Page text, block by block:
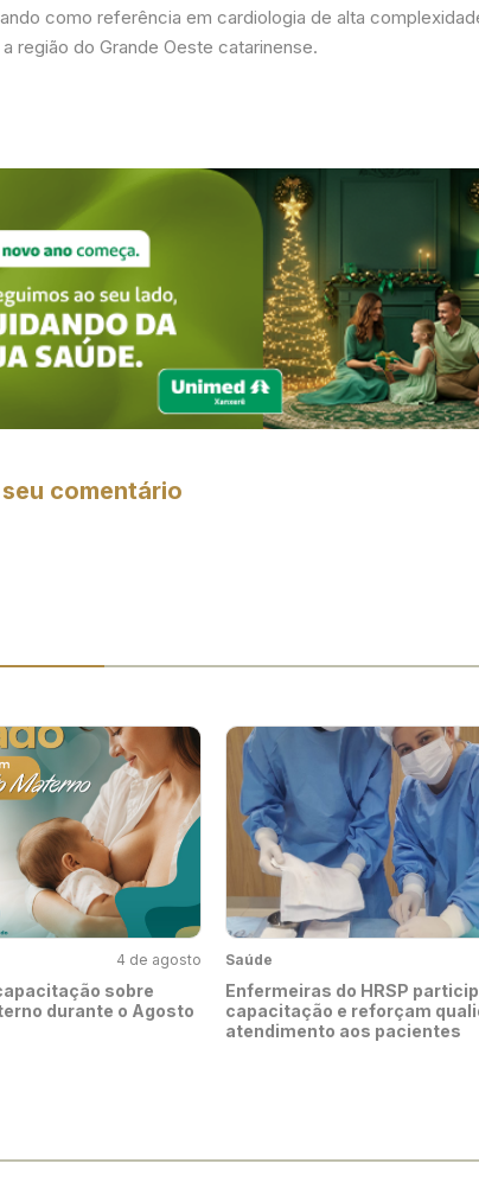
como referência em cardiologia de alta
região do Grande Oeste catarinense.
comentário
4 de agosto
sobre
durante o Agosto
Saúde
Enfermeiras do HRSP
capacitação e reforçam
atendimento aos pacientes